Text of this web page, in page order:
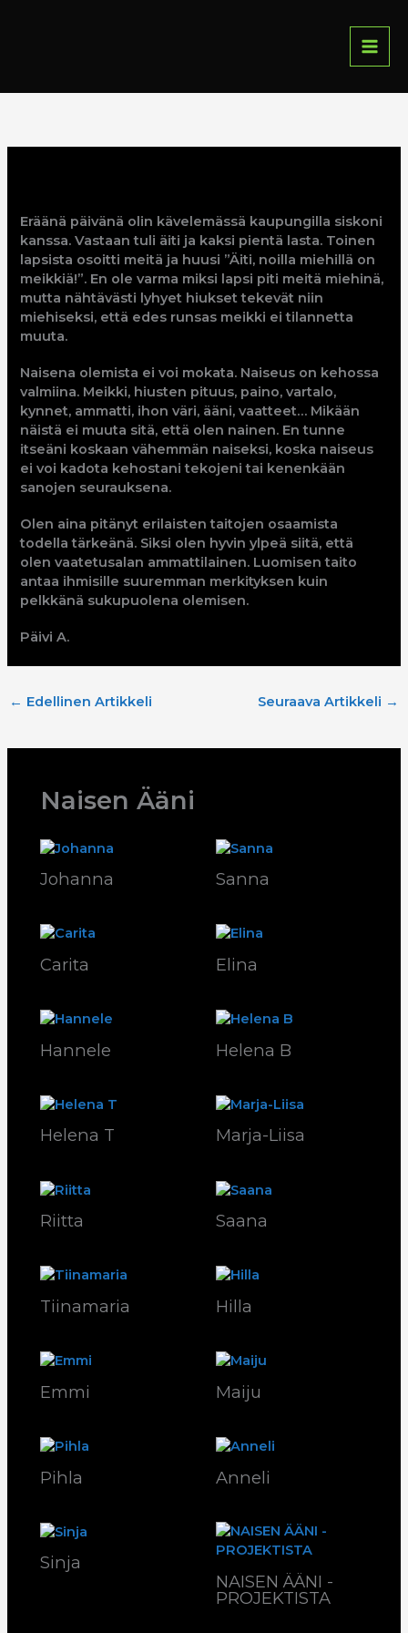
MENU
Eräänä päivänä olin kävelemässä kaupungilla siskoni
kanssa. Vastaan tuli äiti ja kaksi pientä lasta. Toinen
lapsista osoitti meitä ja huusi ”Äiti, noilla miehillä on
meikkiä!”. En ole varma miksi lapsi piti meitä miehinä,
mutta nähtävästi lyhyet hiukset tekevät niin
miehiseksi, että edes runsas meikki ei tilannetta
muuta.
Naisena olemista ei voi mokata. Naiseus on kehossa
valmiina. Meikki, hiusten pituus, paino, vartalo,
kynnet, ammatti, ihon väri, ääni, vaatteet… Mikään
näistä ei muuta sitä, että olen nainen. En tunne
itseäni koskaan vähemmän naiseksi, koska naiseus
ei voi kadota kehostani tekojeni tai kenenkään
sanojen seurauksena.
Olen aina pitänyt erilaisten taitojen osaamista
todella tärkeänä. Siksi olen hyvin ylpeä siitä, että
olen vaatetusalan ammattilainen. Luomisen taito
antaa ihmisille suuremman merkityksen kuin
pelkkänä sukupuolena olemisen.
Päivi A.
← Edellinen Artikkeli Seuraava Artikkeli →
Naisen Ääni
Johanna Sanna
Carita Elina
Hannele Helena B
Helena T Marja-Liisa
Riitta Saana
Tiinamaria Hilla
Emmi Maiju
Pihla Anneli
Sinja
NAISEN ÄÄNI -
PROJEKTISTA